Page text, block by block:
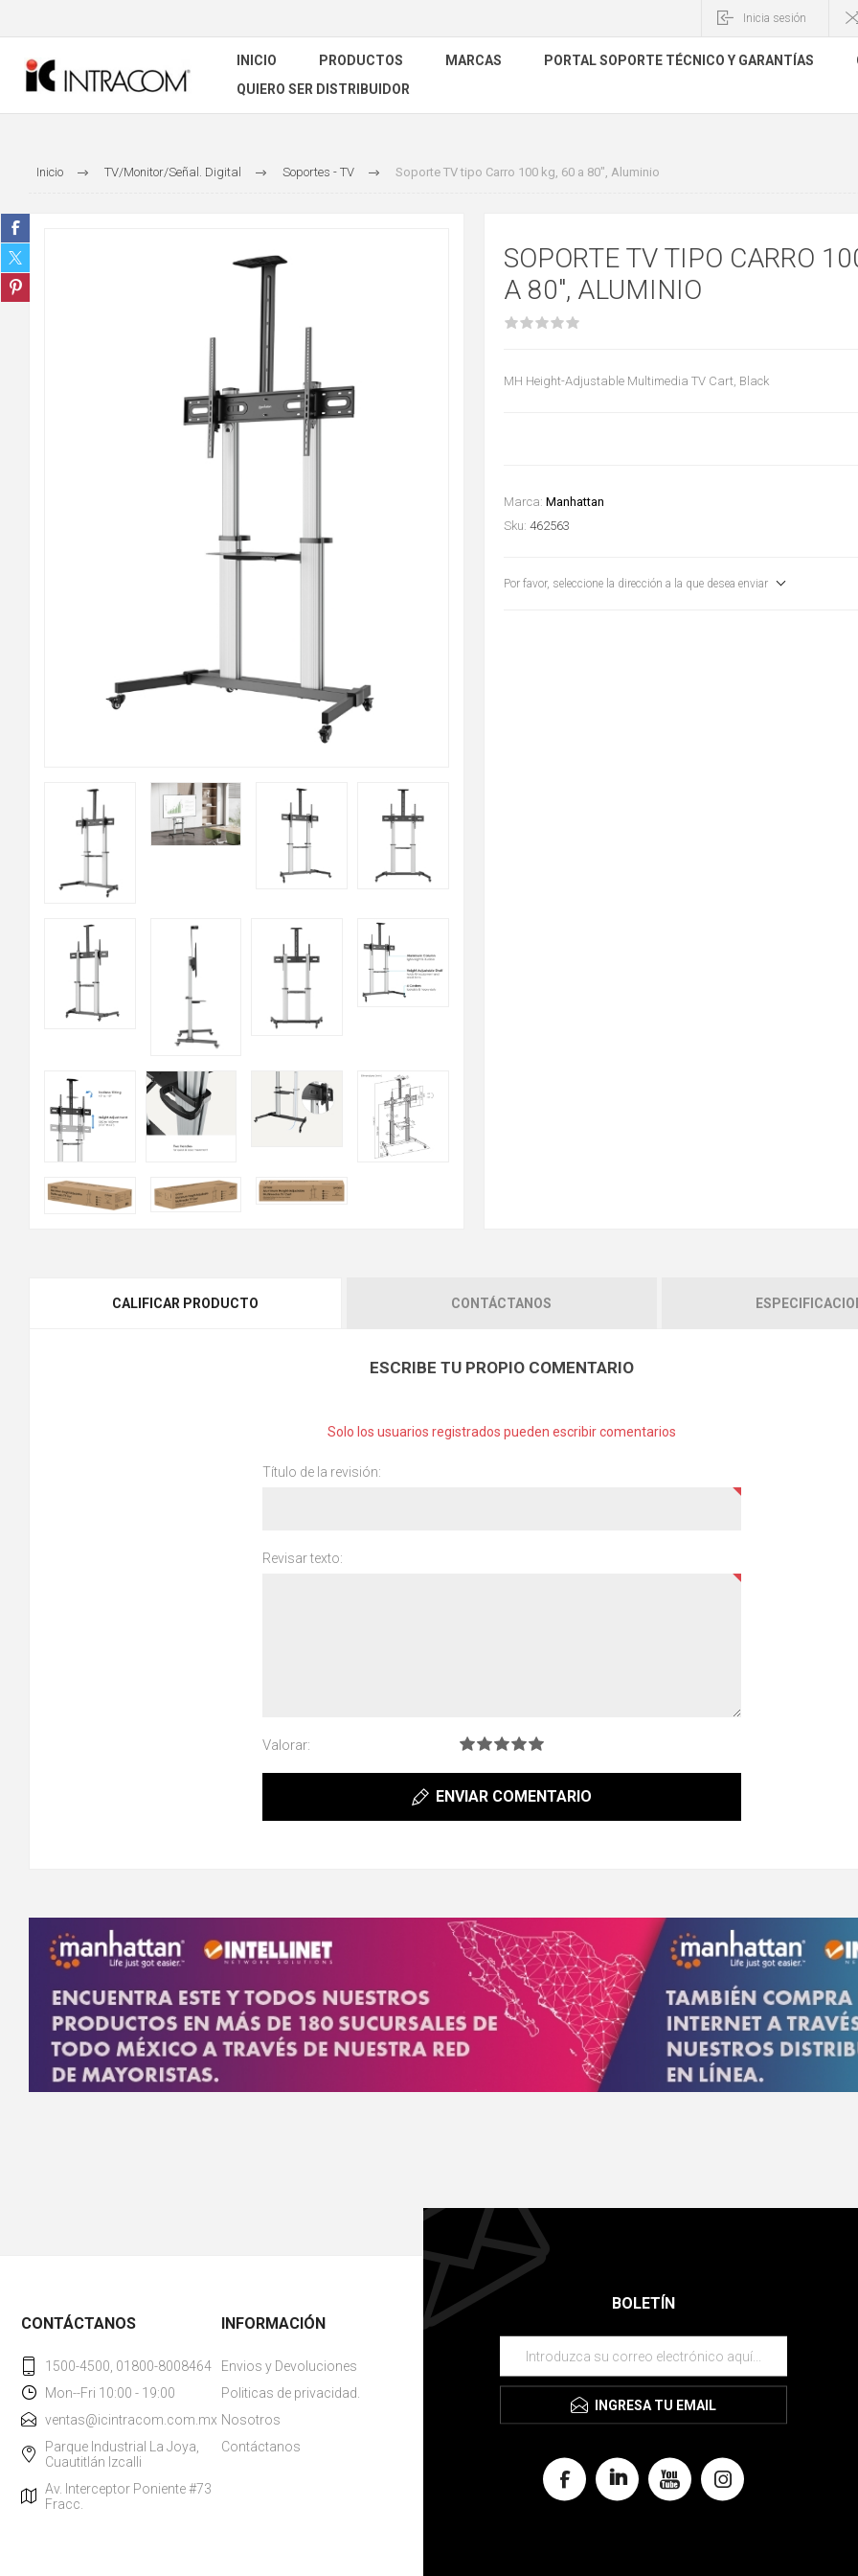
Inicia sesión
INICIO PRODUCTOS MARCAS PORTAL SOPORTE TÉCNICO Y GARANTÍAS
QUIERO SER DISTRIBUIDOR
Inicio TV/Monitor/Señal. Digital Soportes - TV Soporte TV tipo Carro 100 kg, 60 a 80", Aluminio
SOPORTE TV TIPO CARRO
A 80", ALUMINIO
MH Height-Adjustable Multimedia TV Cart, Black
Marca: Manhattan
Sku: 462563
Por favor, seleccione la dirección a la que desea enviar
CALIFICAR PRODUCTO CONTÁCTANOS
ESCRIBE TU PROPIO COMENTARIO
Solo los usuarios registrados pueden escribir comentarios
Título de la revisión:
Revisar texto:
Valorar:
ENVIAR COMENTARIO
BOLETÍN
INGRESA TU EMAIL
CONTÁCTANOS
1500-4500, 01800-8008464
Mon--Fri 10:00 - 19:00
ventas@icintracom.com.mx
Parque Industrial La Joya,
Cuautitlán Izcalli
Av. Interceptor Poniente #73
Fracc.
INFORMACIÓN
Envios y Devoluciones
Politicas de privacidad.
Nosotros
Contáctanos